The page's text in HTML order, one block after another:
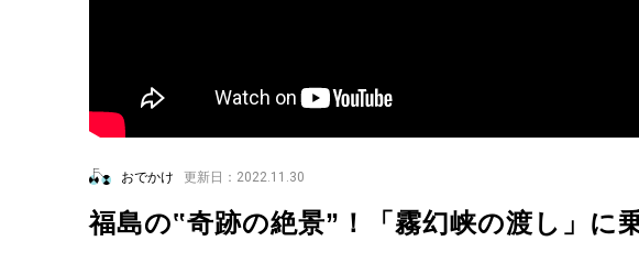
おでかけ 更新日：2022.11.30
福島の‟奇跡の絶景”！「霧幻峡の渡し」に